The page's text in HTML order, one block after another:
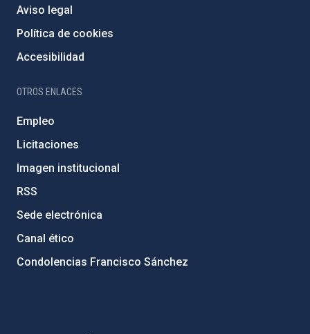
Aviso legal
Política de cookies
Accesibilidad
OTROS ENLACES
Empleo
Licitaciones
Imagen institucional
RSS
Sede electrónica
Canal ético
Condolencias Francisco Sánchez